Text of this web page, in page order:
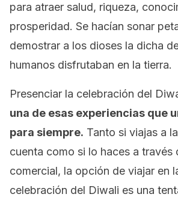
para atraer salud, riqueza,
prosperidad. Se hacían sonar
demostrar a los dioses la dicha
humanos disfrutaban en la tierra.
Presenciar la celebración del
una de esas experiencias que
para siempre. Tanto si viajas a
cuenta como si lo haces a través
comercial, la opción de viajar en
celebración del Diwali es una